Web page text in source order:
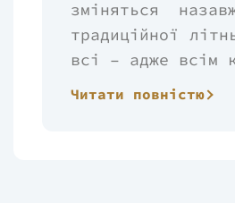
зміняться
традиційної
всі – адже всім
Ніна –
Читати повністю